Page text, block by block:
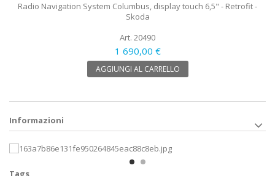
Radio Navigation System Columbus, display touch 6,5" - Retrofit -
Skoda
Art. 20490
1 690,00 €
AGGIUNGI AL CARRELLO
Informazioni
Tags